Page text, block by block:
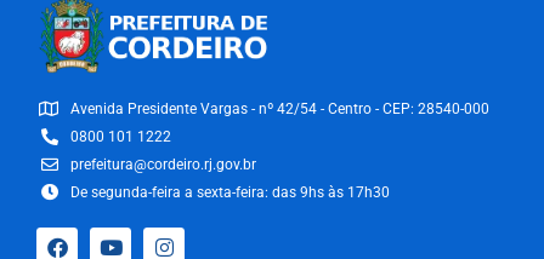
Avenida Presidente Vargas - nº 42/54 - Centro - CEP: 28540-000
0800 101 1222
prefeitura@cordeiro.rj.gov.br
De segunda-feira a sexta-feira: das 9hs às 17h30